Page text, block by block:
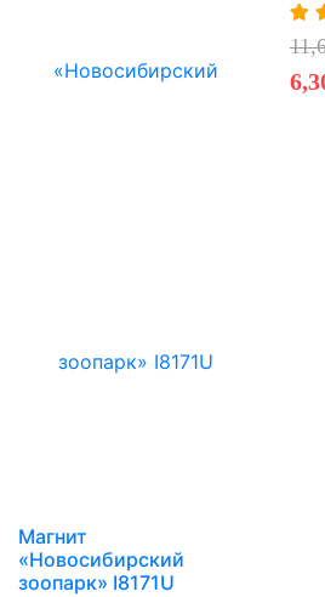
Магнит
«Новосибирский
зоопарк» I8171U